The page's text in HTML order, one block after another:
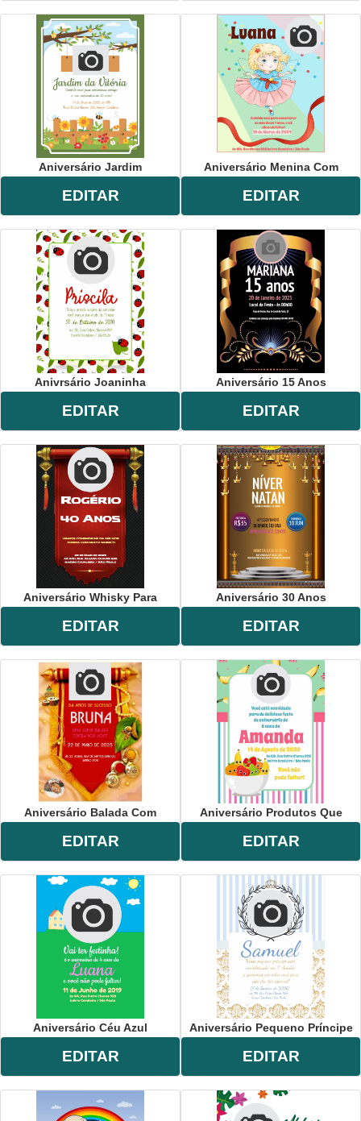
Aniversário Jardim
EDITAR
Aniversário Menina Com
EDITAR
Anivrsário Joaninha
EDITAR
Aniversário 15 Anos
EDITAR
Aniversário Whisky Para
EDITAR
Aniversário 30 Anos
EDITAR
Aniversário Balada Com
EDITAR
Aniversário Produtos Que
EDITAR
Aniversário Céu Azul
EDITAR
Aniversário Pequeno Príncipe
EDITAR